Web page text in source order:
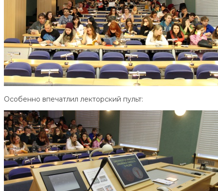
Особенно впечатлил лекторский пульт: